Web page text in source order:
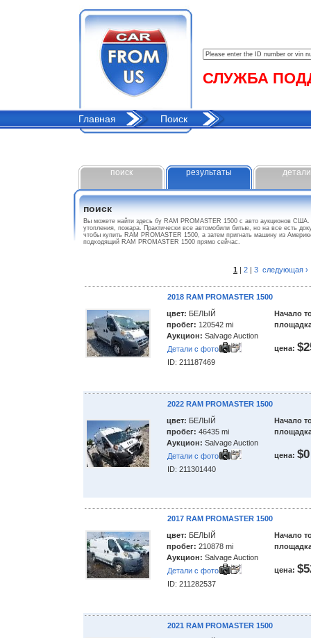
СЛУЖБА
Главная Поиск
поиск результаты детали
поиск
Вы можете найти здесь бу RAM PROMASTER 1500 с авто аукционов
утопления, пожара. Практически все автомобили битые, но на все есть
чтобы купить RAM PROMASTER 1500, а затем пригнать машину из
подходящий RAM PROMASTER 1500 прямо сейчас.
1 | 2 | 3 следующая ›
2018 RAM PROMASTER 1500
цвет: БЕЛЫЙ
пробег: 120542 mi
Аукцион: Salvage Auction
Детали с фото
ID: 211187469
Начало
цена:
2022 RAM PROMASTER 1500
цвет: БЕЛЫЙ
пробег: 46435 mi
Аукцион: Salvage Auction
Детали с фото
ID: 211301440
Начало
цена: $0
2017 RAM PROMASTER 1500
цвет: БЕЛЫЙ
пробег: 210878 mi
Аукцион: Salvage Auction
Детали с фото
ID: 211282537
Начало
цена:
2021 RAM PROMASTER 1500